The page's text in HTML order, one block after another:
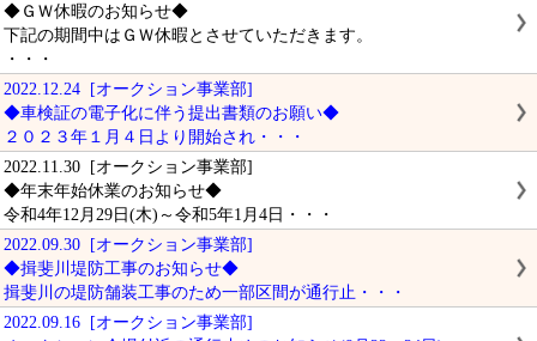
◆ＧＷ休暇のお知らせ◆
下記の期間中はＧＷ休暇とさせていただきます。
・・・
2022.12.24 [オークション事業部]
◆車検証の電子化に伴う提出書類のお願い◆
２０２３年１月４日より開始され・・・
2022.11.30 [オークション事業部]
◆年末年始休業のお知らせ◆
令和4年12月29日(木)～令和5年1月4日・・・
2022.09.30 [オークション事業部]
◆揖斐川堤防工事のお知らせ◆
揖斐川の堤防舗装工事のため一部区間が通行止・・・
2022.09.16 [オークション事業部]